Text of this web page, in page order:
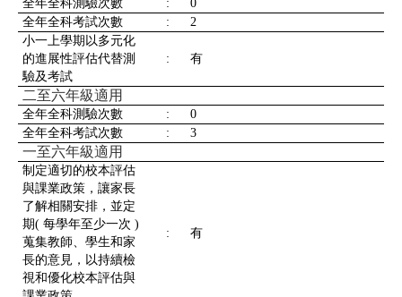
全年全科測驗次數 :
0
全年全科考試次數
:
2
小一上學期以多元化
的進展性評估代替測
驗及考試
: 有
二至六年級適用
全年全科測驗次數 :
0
全年全科考試次數
: 3
一至六年級適用
制定適切的校本評估
與課業政策，讓家長
了解相關安排，並定
期( 每學年至少一次 )
蒐集教師、學生和家
長的意見，以持續檢
視和優化校本評估與
: 有